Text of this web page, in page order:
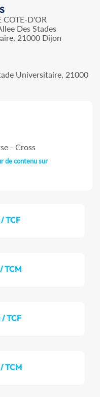
COTE-D'OR
Des Stades
21000 Dijon
Universitaire, 21000
- Cross
de contenu sur
TCF
TCM
TCF
TCM